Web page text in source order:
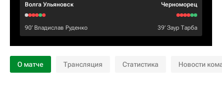
Волга Ульяновск Черноморец
90‎’‎ Владислав Руденко 39‎’‎ Заур Тарба
О матче Трансляция Статистика Новости